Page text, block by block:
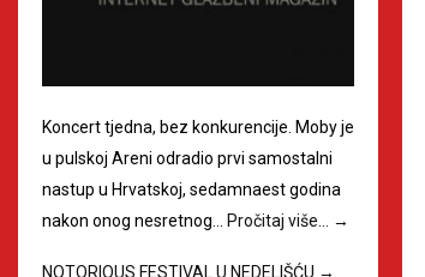
Koncert tjedna, bez konkurencije. Moby je
u pulskoj Areni odradio prvi samostalni
nastup u Hrvatskoj, sedamnaest godina
nakon onog nesretnog… Pročitaj više… →
NOTORIOUS FESTIVAL U NEDELIŠĆU →